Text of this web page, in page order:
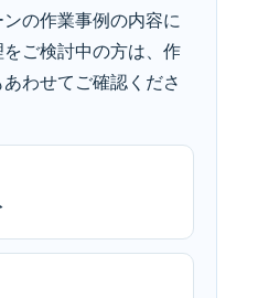
の作業事例の内容に
ご検討中の方は、作
わせてご確認くださ